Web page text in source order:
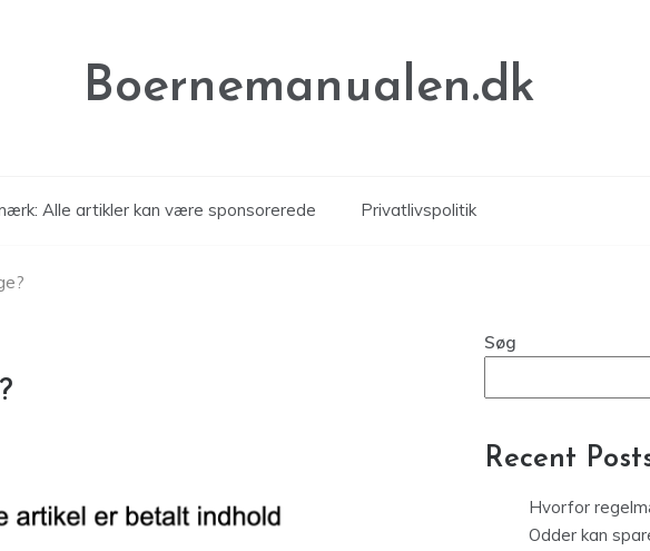
Boernemanualen.dk
Alle artikler kan være sponsorerede Privatlivspolitik
Søg
Recent
Hvorfor
Odder kan